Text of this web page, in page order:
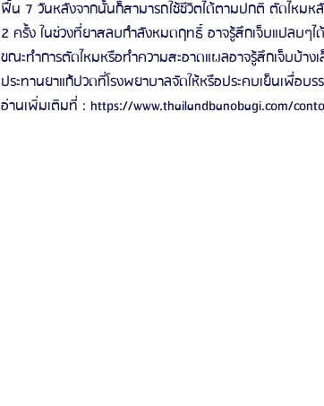
ฟื้น 7 วันหลังจากนั้นก็สามารถใช้ชีวิตได้ตามปกติ ตัดไหมห
2 ครั้ง ในช่วงที่ยาสลบกำลังหมดฤทธิ์ อาจรู้สึกเจ็บแปลบๆไ
ขณะทำการตัดไหมหรือทำความสะอาดแผลอาจรู้สึกเจ็บบ้าง
ประทานยาแก้ปวดที่โรงพยาบาลจัดให้หรือประคบเย็นเพื่อบร
อ่านเพิ่มเติมที่ : https://www.thailandbanobagi.com/